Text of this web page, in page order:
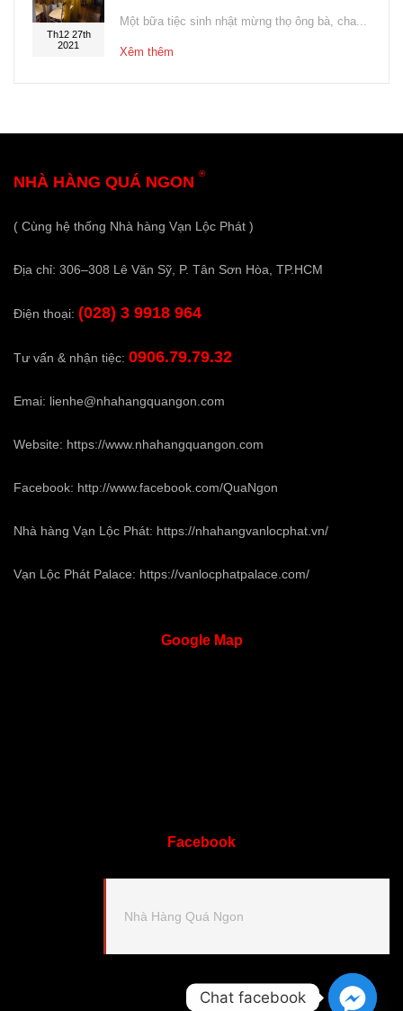
Th12 27th
2021
Một bữa tiệc sinh nhật mừng thọ ông bà, cha...
Xêm thêm
NHÀ HÀNG QUÁ NGON ®
( Cùng hệ thống Nhà hàng Vạn Lộc Phát )
Địa chỉ: 306–308 Lê Văn Sỹ, P. Tân Sơn Hòa, TP.HCM
Điện thoại: (028) 3 9918 964
Tư vấn & nhận tiệc: 0906.79.79.32
Emai: lienhe@nhahangquangon.com
Website: https://www.nhahangquangon.com
Facebook: http://www.facebook.com/QuaNgon
Nhà hàng Vạn Lộc Phát: https://nhahangvanlocphat.vn/
Vạn Lộc Phát Palace: https://vanlocphatpalace.com/
GoogleMap
Facebook
Nhà Hàng Quá Ngon
Chat facebook